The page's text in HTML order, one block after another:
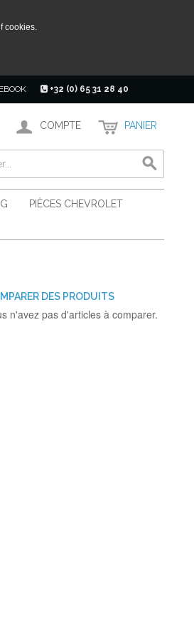
cookies.
+32 (0) 65 31 28 40
COMPTE PANIER
PIÈCES CHEVROLET
DES PRODUITS
n'avez pas d'articles à comparer.